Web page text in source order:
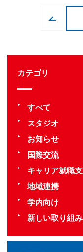
カテゴリ
すべて
スタジオ
お知らせ
国際交流
キャリア就職
地域連携
学内向け
新しい取り組み